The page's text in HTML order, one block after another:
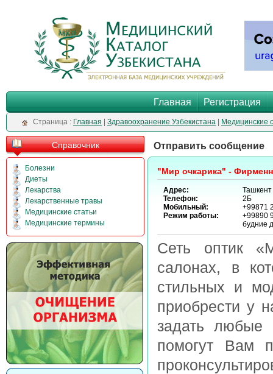
Главная Регистрация
Cтраница : Главная Здравоохранение Узбекистана Медицинские
Справочник
Болезни
Диеты
Лекарства
Лекарственные травы
Медицинские статьи
Медицинские термины
Отправить сообщение
"Мир очкарика" -
Адрес:
Телефон:
Мобильный:
Режим работы:
2Б
+99871
+99890
будние
Сеть оптик
салонах, в
стильных и
приобрести у
задать любые
помогут Вам